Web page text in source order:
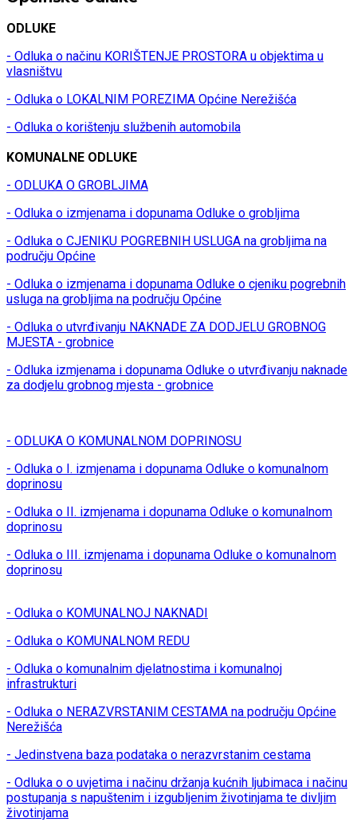
ODLUKE
- Odluka o načinu KORIŠTENJE PROSTORA u objektima u
vlasništvu
- Odluka o LOKALNIM POREZIMA Općine Nerežišća
- Odluka o korištenju službenih automobila
KOMUNALNE ODLUKE
- ODLUKA O GROBLJIMA
- Odluka o izmjenama i dopunama Odluke o grobljima
- Odluka o CJENIKU POGREBNIH USLUGA na grobljima na
području Općine
- Odluka o izmjenama i dopunama Odluke o cjeniku pogrebnih
usluga na grobljima na području Općine
- Odluka o utvrđivanju NAKNADE ZA DODJELU GROBNOG
MJESTA - grobnice
- Odluka izmjenama i dopunama Odluke o utvrđivanju naknade
za dodjelu grobnog mjesta - grobnice
- ODLUKA O KOMUNALNOM DOPRINOSU
- Odluka o I. izmjenama i dopunama Odluke o komunalnom
doprinosu
- Odluka o II. izmjenama i dopunama Odluke o komunalnom
doprinosu
- Odluka o III. izmjenama i dopunama Odluke o komunalnom
doprinosu
- Odluka o KOMUNALNOJ NAKNADI
- Odluka o KOMUNALNOM REDU
- Odluka o komunalnim djelatnostima i komunalnoj
infrastrukturi
- Odluka o NERAZVRSTANIM CESTAMA na području Općine
Nerežišća
- Jedinstvena baza podataka o nerazvrstanim cestama
- Odluka o o uvjetima i načinu držanja kućnih ljubimaca i načinu
postupanja s napuštenim i izgubljenim životinjama te divljim
životinjama